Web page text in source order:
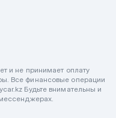
и не принимает оплату
Все финансовые операции
Будьте внимательны и